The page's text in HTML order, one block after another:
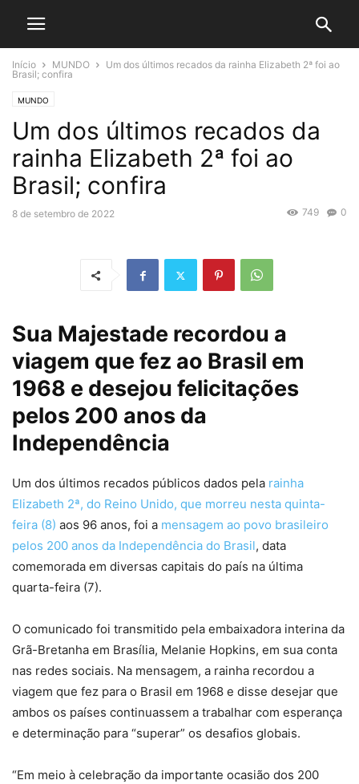
Início MUNDO
Um dos últimos recados da rainha Elizabeth 2ª foi ao
Brasil; confira
MUNDO
Um dos últimos recados da
rainha Elizabeth 2ª foi ao
Brasil; confira
8 de setembro de 2022 0
749
Sua Majestade recordou a
viagem que fez ao Brasil em
1968 e desejou felicitações
pelos 200 anos da
Independência
Um dos últimos recados públicos dados pela rainha
Elizabeth 2ª, do Reino Unido, que morreu nesta quinta-
feira (8) aos 96 anos, foi a mensagem ao povo brasileiro
pelos 200 anos da Independência do Brasil, data
comemorada em diversas capitais do país na última
quarta-feira (7).
O comunicado foi transmitido pela embaixadora interina da
Grã-Bretanha em Brasília, Melanie Hopkins, em sua conta
nas redes sociais. Na mensagem, a rainha recordou a
viagem que fez para o Brasil em 1968 e disse desejar que
ambos os países continuassem a trabalhar com esperança
e determinação para “superar” os desafios globais.
“Em meio à celebração da importante ocasião dos 200